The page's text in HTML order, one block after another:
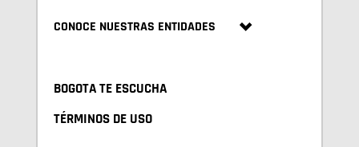
CONOCE NUESTRAS ENTIDADES
BOGOTA TE ESCUCHA
TÉRMINOS DE USO